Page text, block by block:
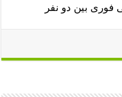
بین دو نفر